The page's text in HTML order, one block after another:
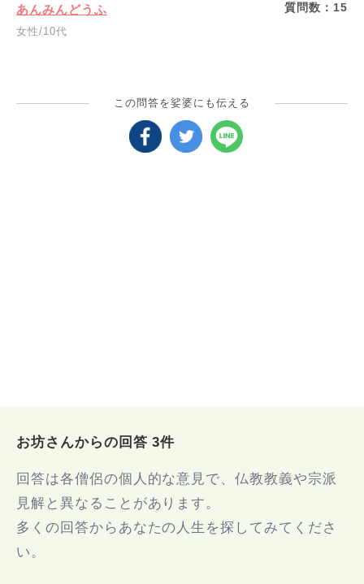
あんみんどうふ
女性/10代
質問数： 15
この問答を娑婆にも伝える
お坊さんからの回答 3件
回答は各僧侶の個人的な意見で、仏教教義や宗派
見解と異なることがあります。
多くの回答からあなたの人生を探してみてくださ
い。